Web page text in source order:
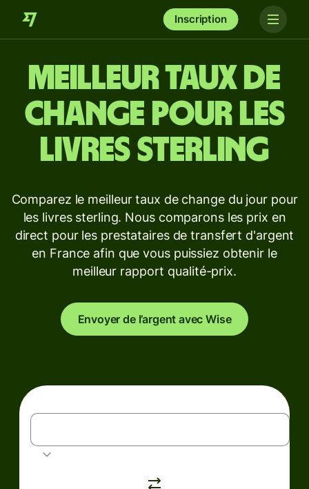
Inscription
Meilleur taux de
change pour les
livres sterling
Comparez le meilleur taux de change du jour pour
les livres sterling. Nous comparons les prix en
direct pour les prestataires de transfert d'argent
en France afin que vous puissiez obtenir le
meilleur rapport qualité-prix.
Envoyer de l’argent avec Wise